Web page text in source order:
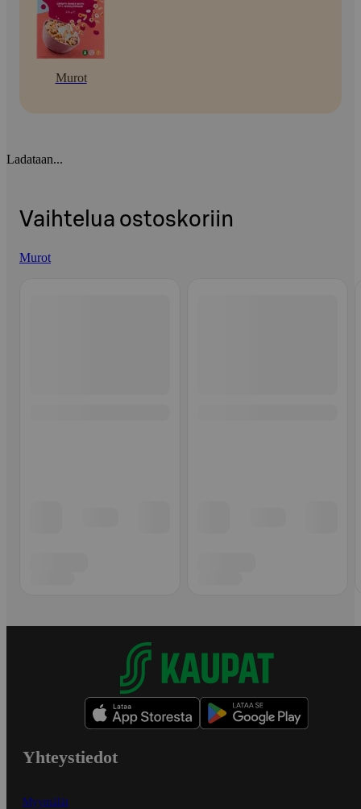
Murot
Ladataan...
Vaihtelua ostoskoriin
Murot
Yhteystiedot
Myymälät